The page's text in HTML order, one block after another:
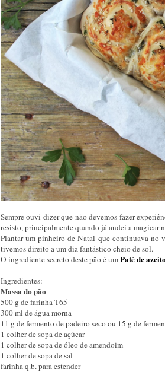
Sempre ouvi dizer que não devemos fazer
resisto, principalmente quando já andei a magicar
Plantar um pinheiro de Natal que continuava no
tivemos direito a um dia fantástico cheio de sol.
O ingrediente secreto deste pão é umPaté de
Ingredientes:
Massa do pão
500 g de farinha T65
300 ml de água morna
11 g de fermento de padeiro seco ou 15 g de
1 colher de sopa de açúcar
1 colher de sopa de óleo de amendoim
1 colher de sopa de sal
farinha q.b. para estender